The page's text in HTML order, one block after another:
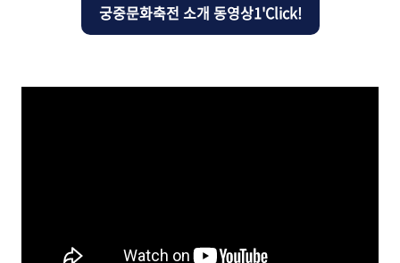
궁중문화축전 소개 동영상1'Click!